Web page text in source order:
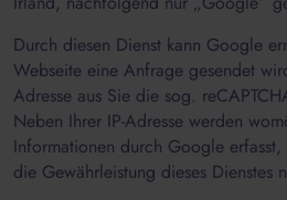
Durch diesen Dienst kann Google
Webseite eine Anfrage gesendet
Adresse aus Sie die sog.
Neben Ihrer IP-Adresse werden
Informationen durch Google
die Gewährleistung dieses Dienstes